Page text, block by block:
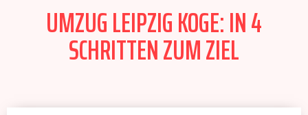
UMZUG LEIPZIG KOGE: IN 4
SCHRITTEN ZUM ZIEL